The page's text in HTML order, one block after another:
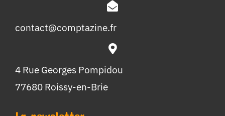
contact@comptazine.fr
4 Rue Georges Pompidou
77680 Roissy-en-Brie